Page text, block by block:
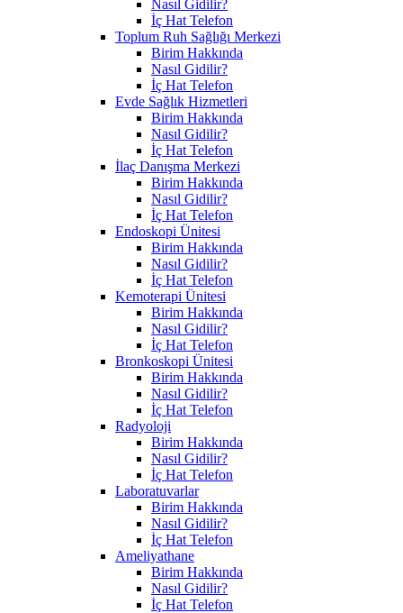
Nasıl Gidilir?
İç Hat Telefon
Toplum Ruh Sağlığı Merkezi
Birim Hakkında
Nasıl Gidilir?
İç Hat Telefon
Evde Sağlık Hizmetleri
Birim Hakkında
Nasıl Gidilir?
İç Hat Telefon
İlaç Danışma Merkezi
Birim Hakkında
Nasıl Gidilir?
İç Hat Telefon
Endoskopi Ünitesi
Birim Hakkında
Nasıl Gidilir?
İç Hat Telefon
Kemoterapi Ünitesi
Birim Hakkında
Nasıl Gidilir?
İç Hat Telefon
Bronkoskopi Ünitesi
Birim Hakkında
Nasıl Gidilir?
İç Hat Telefon
Radyoloji
Birim Hakkında
Nasıl Gidilir?
İç Hat Telefon
Laboratuvarlar
Birim Hakkında
Nasıl Gidilir?
İç Hat Telefon
Ameliyathane
Birim Hakkında
Nasıl Gidilir?
İç Hat Telefon